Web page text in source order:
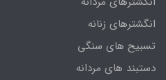
انگشترهای زنانه
تسبیح های سنگی
دستبند های مردانه